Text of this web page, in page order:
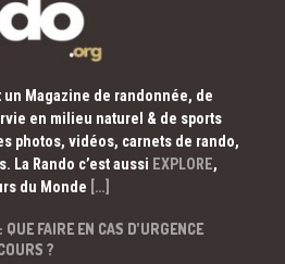
un Magazine de randonnée, de
en milieu naturel & de sports
photos, vidéos, carnets de rando,
La Rando c’est aussi EXPLORE,
du Monde […]
FAIRE EN CAS D’URGENCE
?